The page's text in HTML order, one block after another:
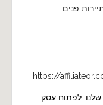
פנים
https://
שלנו! לפתוח עסק